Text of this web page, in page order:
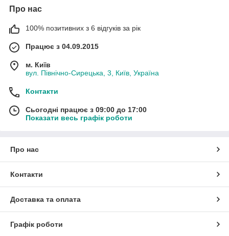
Про нас
100% позитивних з 6 відгуків за рік
Працює з 04.09.2015
м. Київ
вул. Північно-Сирецька, 3, Київ, Україна
Контакти
Сьогодні працює з 09:00 до 17:00
Показати весь графік роботи
Про нас
Контакти
Доставка та оплата
Графік роботи